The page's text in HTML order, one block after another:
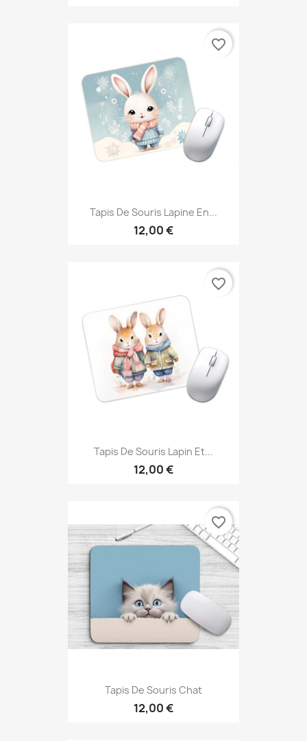
Tapis De Souris Lapine En...
12,00 €
favorite_border
Tapis De Souris Lapin Et...
12,00 €
favorite_border
Tapis De Souris Chat
12,00 €
favorite_border